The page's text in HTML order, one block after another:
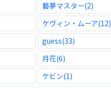
藝夢マスター(2)
ケヴィン・ムーア(12)
guess(33)
月花(6)
ケビン(1)